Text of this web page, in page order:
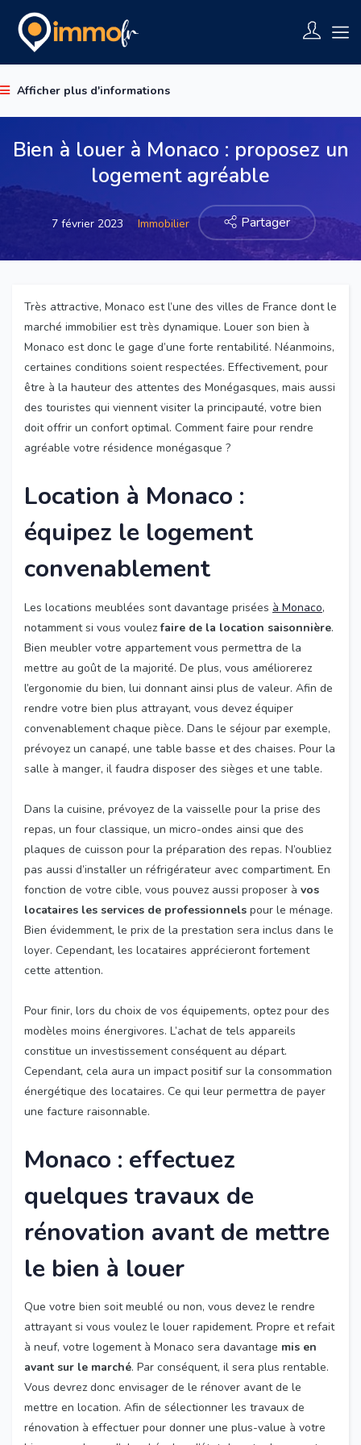
Afficher plus d'informations
Bien à louer à Monaco : proposez un
logement agréable
7 février 2023 Immobilier Partager
Très attractive, Monaco est l’une des villes de France dont le
marché immobilier est très dynamique. Louer son bien à
Monaco est donc le gage d’une forte rentabilité. Néanmoins,
certaines conditions soient respectées. Effectivement, pour
être à la hauteur des attentes des Monégasques, mais aussi
des touristes qui viennent visiter la principauté, votre bien
doit offrir un confort optimal. Comment faire pour rendre
agréable votre résidence monégasque ?
Location à Monaco :
équipez le logement
convenablement
Les locations meublées sont davantage prisées à Monaco,
notamment si vous voulezfaire de la location saisonnière.
Bien meubler votre appartement vous permettra de la
mettre au goût de la majorité. De plus, vous améliorerez
l’ergonomie du bien, lui donnant ainsi plus de valeur. Afin de
rendre votre bien plus attrayant, vous devez équiper
convenablement chaque pièce. Dans le séjour par exemple,
prévoyez un canapé, une table basse et des chaises. Pour la
salle à manger, il faudra disposer des sièges et une table.
Dans la cuisine, prévoyez de la vaisselle pour la prise des
repas, un four classique, un micro-ondes ainsi que des
plaques de cuisson pour la préparation des repas. N’oubliez
pas aussi d’installer un réfrigérateur avec compartiment. En
fonction de votre cible, vous pouvez aussi proposer à vos
locataires les services de professionnels pour le ménage.
Bien évidemment, le prix de la prestation sera inclus dans le
loyer. Cependant, les locataires apprécieront fortement
cette attention.
Pour finir, lors du choix de vos équipements, optez pour des
modèles moins énergivores. L’achat de tels appareils
constitue un investissement conséquent au départ.
Cependant, cela aura un impact positif sur la consommation
énergétique des locataires. Ce qui leur permettra de payer
une facture raisonnable.
Monaco : effectuez
quelques travaux de
rénovation avant de mettre
le bien à louer
Que votre bien soit meublé ou non, vous devez le rendre
attrayant si vous voulez le louer rapidement. Propre et refait
à neuf, votre logement à Monaco sera davantage mis en
avant sur le marché. Par conséquent, il sera plus rentable.
Vous devrez donc envisager de le rénover avant de le
mettre en location. Afin de sélectionner les travaux de
rénovation à effectuer pour donner une plus-value à votre